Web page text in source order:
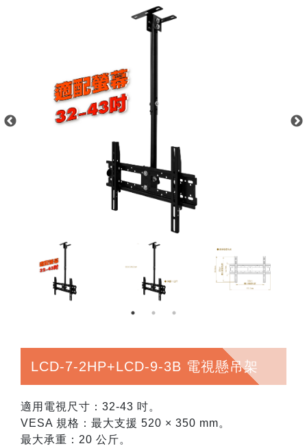
LCD-7-2HP+LCD-9-3B 電視懸吊架
適用電視尺寸：32-43 吋。
VESA 規格：最大支援 520 × 350 mm。
最大承重：20 公斤。